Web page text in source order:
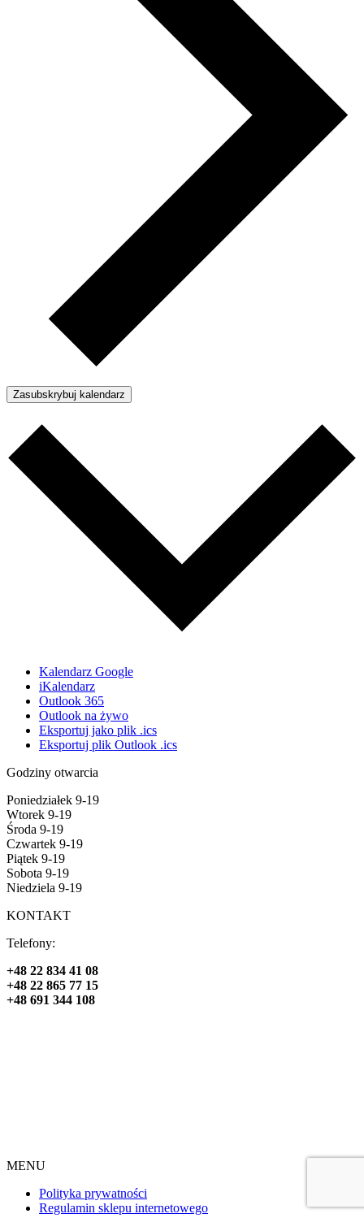
Zasubskrybuj kalendarz
Kalendarz Google
iKalendarz
Outlook 365
Outlook na żywo
Eksportuj jako plik .ics
Eksportuj plik Outlook .ics
Godziny otwarcia
Poniedziałek 9-19
Wtorek 9-19
Środa 9-19
Czwartek 9-19
Piątek 9-19
Sobota 9-19
Niedziela 9-19
KONTAKT
Telefony:
+48 22 834 41 08
+48 22 865 77 15
+48 691 344 108
MENU
Polityka prywatności
Regulamin sklepu internetowego